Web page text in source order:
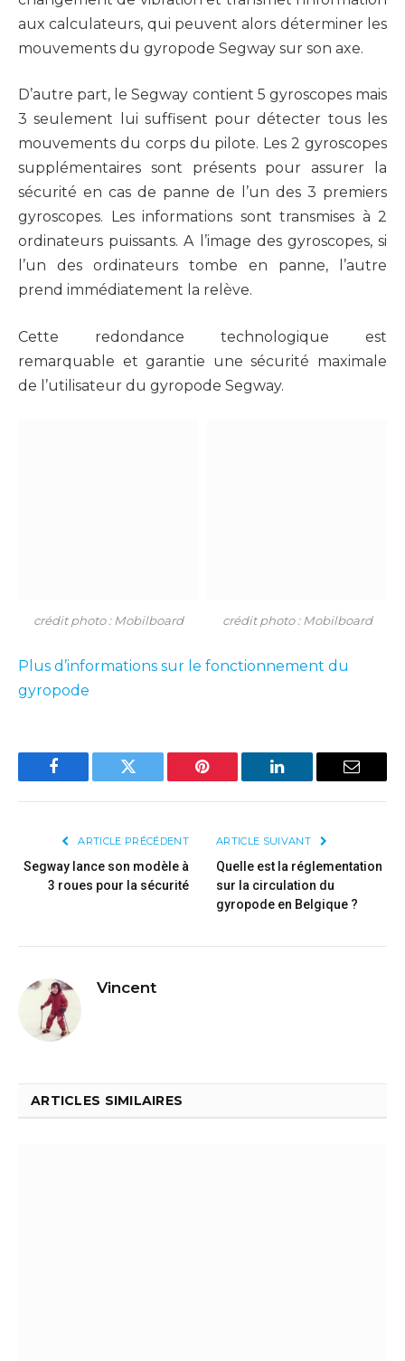
aux calculateurs, qui peuvent alors déterminer les
mouvements du gyropode Segway sur son axe.
D’autre part, le Segway contient 5 gyroscopes mais
3 seulement lui suffisent pour détecter tous les
mouvements du corps du pilote. Les 2 gyroscopes
supplémentaires sont présents pour assurer la
sécurité en cas de panne de l’un des 3 premiers
gyroscopes. Les informations sont transmises à 2
ordinateurs puissants. A l’image des gyroscopes, si
l’un des ordinateurs tombe en panne, l’autre
prend immédiatement la relève.
Cette redondance technologique est
remarquable et garantie une sécurité maximale
de l’utilisateur du gyropode Segway.
crédit photo : Mobilboard crédit photo : Mobilboard
Plus d’informations sur le fonctionnement du
gyropode
Facebook Twitter Pinterest LinkedIn Email
ARTICLE PRÉCÉDENT
Segway lance son modèle à
3 roues pour la sécurité
ARTICLE SUIVANT
Quelle est la réglementation
sur la circulation du
gyropode en Belgique ?
Vincent
ARTICLES SIMILAIRES